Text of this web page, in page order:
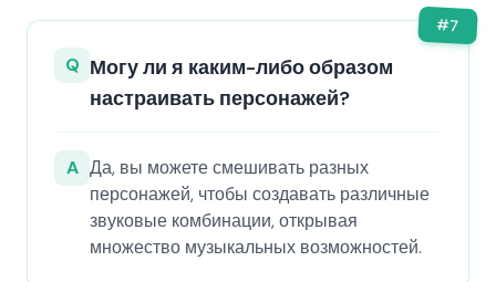
#7
Q Могу ли я каким-либо образом
настраивать персонажей?
A Да, вы можете смешивать разных
персонажей, чтобы создавать различные
звуковые комбинации, открывая
множество музыкальных возможностей.